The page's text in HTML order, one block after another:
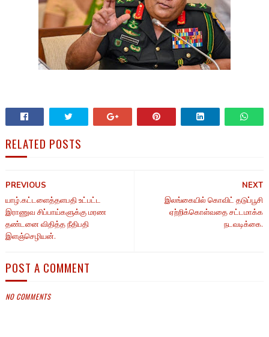
RELATED POSTS
NEXT
இலங்கையில் கொவிட் தடுப்பூசி
ஏற்றிக்கொள்வதை சட்டமாக்க
நடவடிக்கை.
PREVIOUS
யாழ்.கட்டளைத்தளபதி உட்பட்ட
இராணுவ சிப்பாய்களுக்கு மரண
தண்டனை விதித்த நீதிபதி
இளஞ்செழியன்.
POST A COMMENT
NO COMMENTS